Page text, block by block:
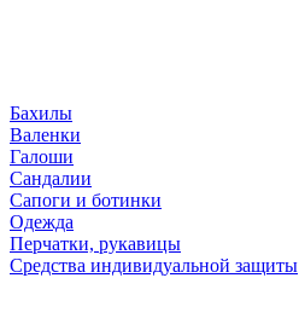
Бахилы
Валенки
Галоши
Сандалии
Сапоги и ботинки
Одежда
Перчатки, рукавицы
Средства индивидуальной защиты